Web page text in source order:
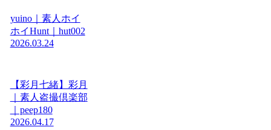
yuino｜素人ホイ
ホイHunt｜hut002
2026.03.24
【彩月七緒】彩月
｜素人盗撮倶楽部
｜peep180
2026.04.17